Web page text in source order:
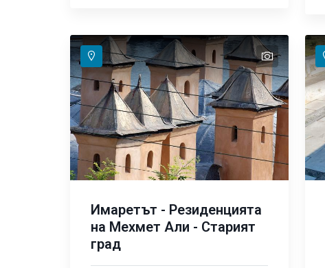
text
text
Имаретът - Резиденцията
на Мехмет Али - Старият
град